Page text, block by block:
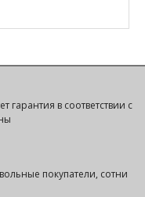
гарантия в соответствии с
покупатели, сотни